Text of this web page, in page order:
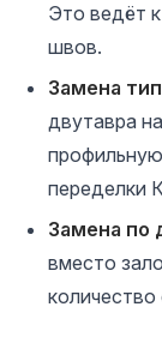
Это ведёт
швов.
Замена
двутавра
переделки
Замена по
вместо